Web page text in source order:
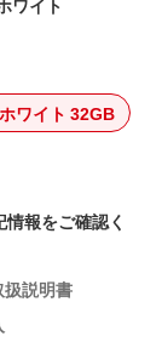
ホワイト 32GB
情報をご確認く
扱説明書